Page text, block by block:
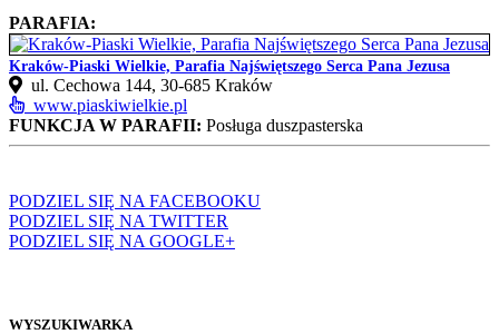
PARAFIA:
Kraków-Piaski Wielkie, Parafia Najświętszego Serca Pana Jezusa
ul. Cechowa 144, 30‑685 Kraków
www.piaskiwielkie.pl
FUNKCJA W PARAFII: Posługa duszpasterska
PODZIEL SIĘ NA FACEBOOKU
PODZIEL SIĘ NA TWITTER
PODZIEL SIĘ NA GOOGLE+
WYSZUKIWARKA